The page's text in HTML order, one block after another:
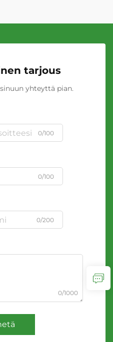
tarjous
yhteyttä pian.
0/100
0/100
0/200
0/1000